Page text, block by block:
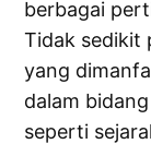
berbagai
Tidak sedikit
yang
dalam
seperti